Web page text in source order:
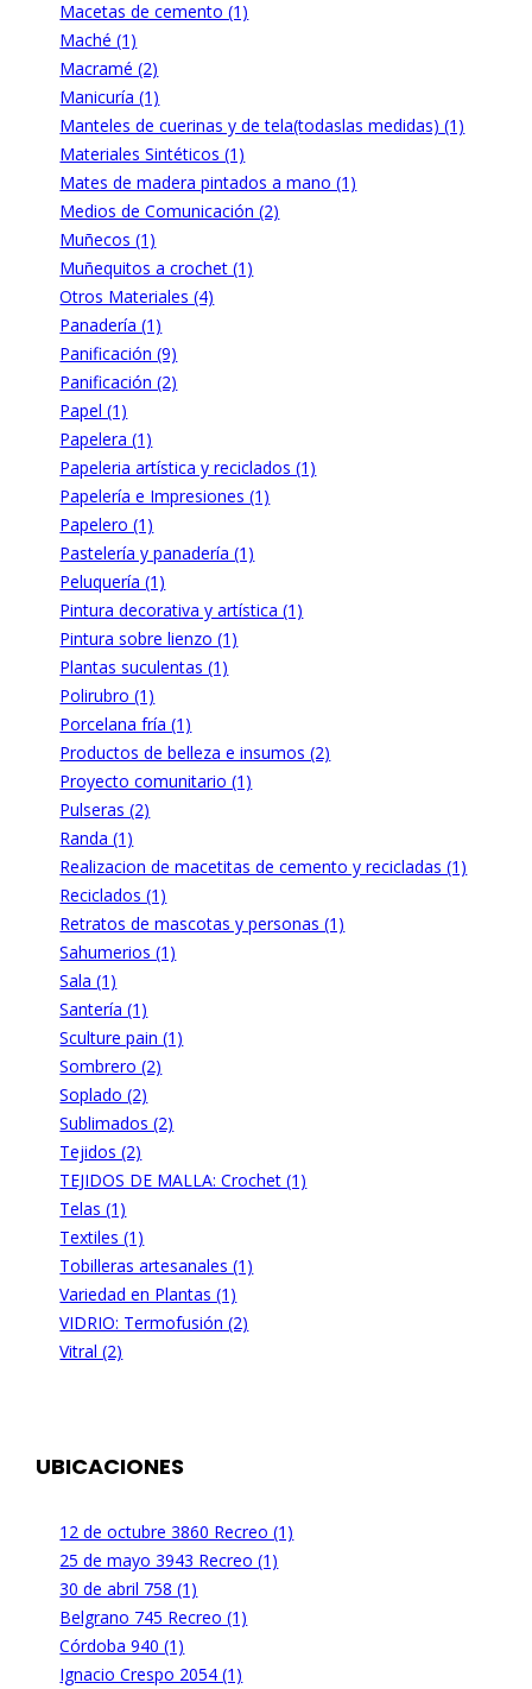
Macetas de cemento (1)
Maché (1)
Macramé (2)
Manicuría (1)
Manteles de cuerinas y de tela(todaslas medidas) (1)
Materiales Sintéticos (1)
Mates de madera pintados a mano (1)
Medios de Comunicación (2)
Muñecos (1)
Muñequitos a crochet (1)
Otros Materiales (4)
Panadería (1)
Panificación (9)
Panificación (2)
Papel (1)
Papelera (1)
Papeleria artística y reciclados (1)
Papelería e Impresiones (1)
Papelero (1)
Pastelería y panadería (1)
Peluquería (1)
Pintura decorativa y artística (1)
Pintura sobre lienzo (1)
Plantas suculentas (1)
Polirubro (1)
Porcelana fría (1)
Productos de belleza e insumos (2)
Proyecto comunitario (1)
Pulseras (2)
Randa (1)
Realizacion de macetitas de cemento y recicladas (1)
Reciclados (1)
Retratos de mascotas y personas (1)
Sahumerios (1)
Sala (1)
Santería (1)
Sculture pain (1)
Sombrero (2)
Soplado (2)
Sublimados (2)
Tejidos (2)
TEJIDOS DE MALLA: Crochet (1)
Telas (1)
Textiles (1)
Tobilleras artesanales (1)
Variedad en Plantas (1)
VIDRIO: Termofusión (2)
Vitral (2)
UBICACIONES
12 de octubre 3860 Recreo (1)
25 de mayo 3943 Recreo (1)
30 de abril 758 (1)
Belgrano 745 Recreo (1)
Córdoba 940 (1)
Ignacio Crespo 2054 (1)